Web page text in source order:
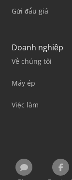
Gửi đấu giá
Doanh nghiệp
Về chúng tôi
Máy ép
Việc làm